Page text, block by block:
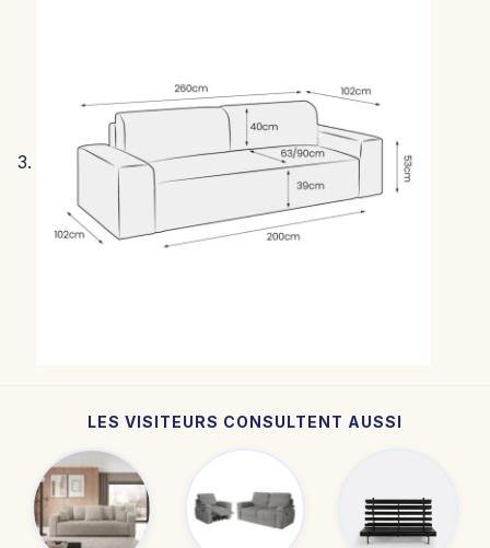
LES VISITEURS CONSULTENT AUSSI